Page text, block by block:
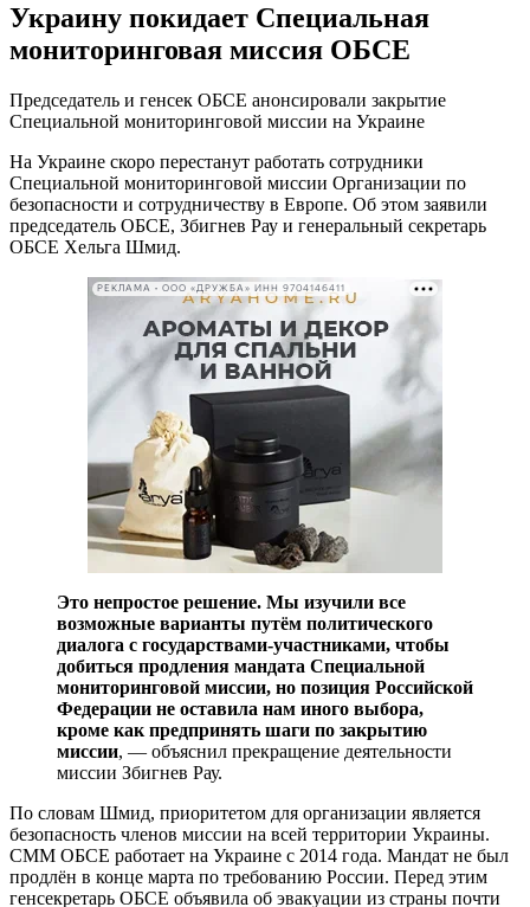
Украину покидает Специальная
мониторинговая миссия ОБСЕ
Председатель и генсек ОБСЕ анонсировали закрытие
Специальной мониторинговой миссии на Украине
На Украине скоро перестанут работать сотрудники
Специальной мониторинговой миссии Организации по
безопасности и сотрудничеству в Европе. Об этом заявили
председатель ОБСЕ, Збигнев Рау и генеральный секретарь
ОБСЕ Хельга Шмид.
РЕКЛАМА • ООО «ДРУЖБА» ИНН 9704146411
Это непростое решение. Мы изучили все
возможные варианты путём политического
диалога с государствами-участниками, чтобы
добиться продления мандата Специальной
мониторинговой миссии, но позиция Российской
Федерации не оставила нам иного выбора,
кроме как предпринять шаги по закрытию
миссии, — объяснил прекращение деятельности
миссии Збигнев Рау.
По словам Шмид, приоритетом для организации является
безопасность членов миссии на всей территории Украины.
СММ ОБСЕ работает на Украине с 2014 года. Мандат не был
продлён в конце марта по требованию России. Перед этим
генсекретарь ОБСЕ объявила об эвакуации из страны почти